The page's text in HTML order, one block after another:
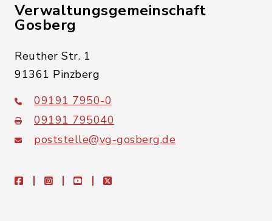
Verwaltungsgemeinschaft
Gosberg
Reuther Str. 1
91361 Pinzberg
09191 7950-0
09191 795040
poststelle@vg-gosberg.de
facebookinstagramyoutubeX